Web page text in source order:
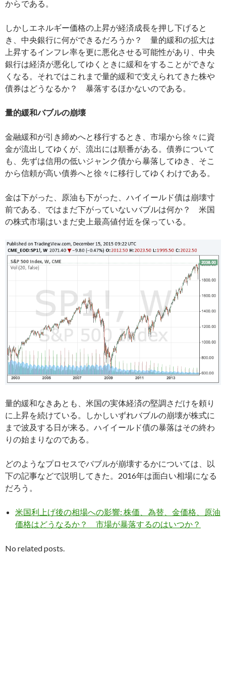
からである。
しかしエネルギー価格の上昇が経済成長を押し下げると
き、中央銀行に何ができるだろうか？ 量的緩和の拡大は
上昇するインフレ率を更に悪化させる可能性があり、中央
銀行は経済が悪化してゆくときに緩和をすることができな
くなる。それではこれまで量的緩和で支えられてきた株や
債券はどうなるか？ 暴落するほかないのである。
量的緩和バブルの崩壊
金融緩和が引き締めへと移行するとき、市場から徐々に資
金が流出してゆくが、流出には順番がある。債券について
も、先ずは信用の低いジャンク債から暴落してゆき、そこ
から信頼が高い債券へと徐々に移行してゆくわけである。
金は下がった、原油も下がった、ハイイールド債は崩壊寸
前である、ではまだ下がっていないバブルは何か？ 米国
の株式市場はいまだ史上最高値付近を保っている。
量的緩和なきあとも、米国の実体経済の堅調さだけを頼り
に上昇を続けている。しかしいずれバブルの崩壊が株式に
まで波及する日が来る。ハイイールド債の暴落はその終わ
りの始まりなのである。
どのようなプロセスでバブルが崩壊するかについては、以
下の記事などで説明してきた。2016年は面白い相場になる
だろう。
米国利上げ後の相場への影響: 株価、為替、金価格、原油
価格はどうなるか？ 市場が暴落するのはいつか？
No related posts.